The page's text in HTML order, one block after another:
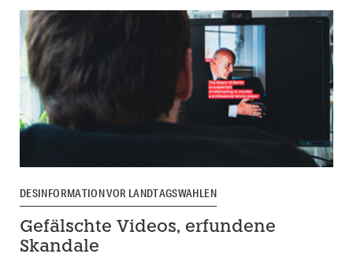
DESINFORMATION VOR LANDTAGSWAHLEN
Gefälschte Videos, erfundene
Skandale